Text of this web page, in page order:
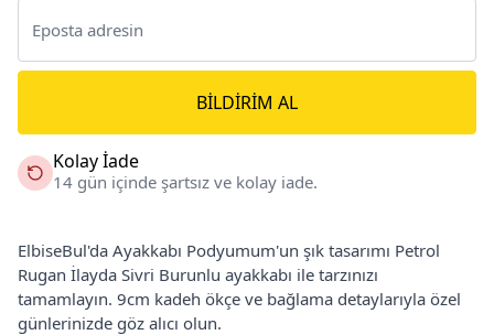
BILDIRIM AL
Kolay İade
14 gün içinde şartsız ve kolay iade.
ElbiseBul'da Ayakkabı Podyumum'un şık tasarımı Petrol
Rugan İlayda Sivri Burunlu ayakkabı ile tarzınızı
tamamlayın. 9cm kadeh ökçe ve bağlama detaylarıyla özel
günlerinizde göz alıcı olun.